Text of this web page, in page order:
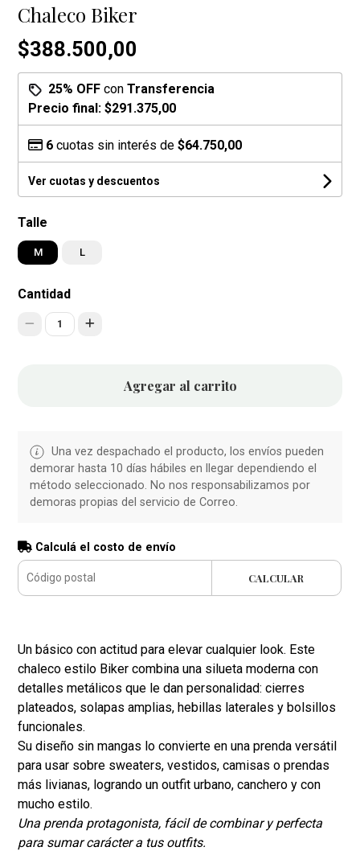
Chaleco Biker
$388.500,00
25% OFF conTransferencia
Precio final:$291.375,00
6 cuotas sin interés de$64.750,00
Ver cuotas y descuentos
Talle
M L
Cantidad
1
Agregar al carrito
Una vez despachado el producto, los envíos pueden
demorar hasta 10 días hábiles en llegar dependiendo el
método seleccionado. No nos responsabilizamos por
demoras propias del servicio de Correo.
Calculá el costo de envío
CALCULAR
Un básico con actitud para elevar cualquier look. Este
chaleco estilo Biker combina una silueta moderna con
detalles metálicos que le dan personalidad: cierres
plateados, solapas amplias, hebillas laterales y bolsillos
funcionales.
Su diseño sin mangas lo convierte en una prenda versátil
para usar sobre sweaters, vestidos, camisas o prendas
más livianas, logrando un outfit urbano, canchero y con
mucho estilo.
Una prenda protagonista, fácil de combinar y perfecta
para sumar carácter a tus outfits.